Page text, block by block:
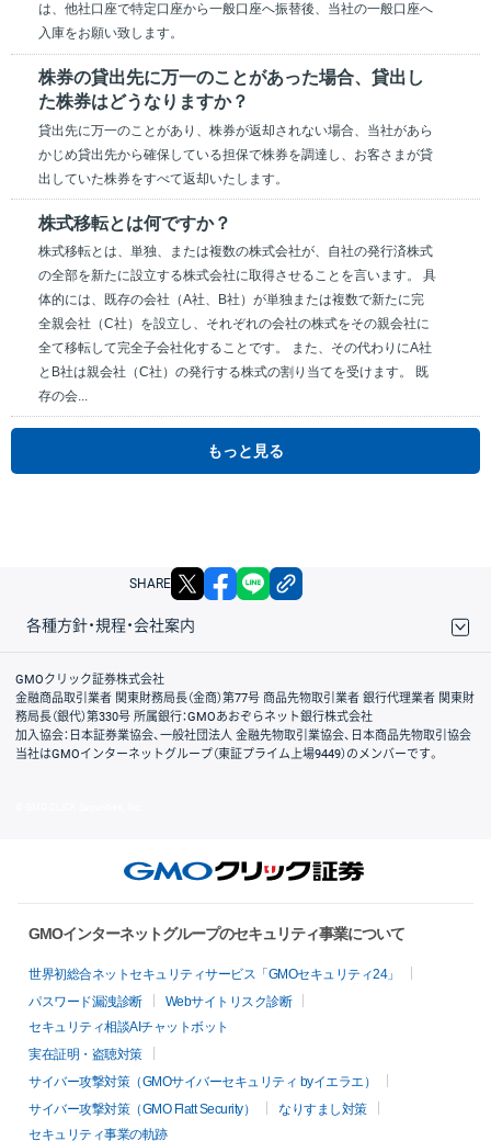
は、他社口座で特定口座から一般口座へ振替後、当社の一般口座へ
入庫をお願い致します。
株券の貸出先に万一のことがあった場合、貸出し
た株券はどうなりますか？
貸出先に万一のことがあり、株券が返却されない場合、当社があら
かじめ貸出先から確保している担保で株券を調達し、お客さまが貸
出していた株券をすべて返却いたします。
株式移転とは何ですか？
株式移転とは、単独、または複数の株式会社が、自社の発行済株式
の全部を新たに設立する株式会社に取得させることを言います。 具
体的には、既存の会社（A社、B社）が単独または複数で新たに完
全親会社（C社）を設立し、それぞれの会社の株式をその親会社に
全て移転して完全子会社化することです。 また、その代わりにA社
とB社は親会社（C社）の発行する株式の割り当てを受けます。 既
存の会...
もっと見る
SHARE X facebook
各種方針・規程・会社案内
取引規程・約款
サイトマップ
その他のご案内
個人情報保護方針
最良執行方針
サイトのご利用について
ディスクレイマー
信託保全
リスク説明
会社案内
GMOクリック証券株式会社
金融商品取引業者 関東財務局長（金商）第77号 商品先物取引業者 銀行代理業者 関東財
務局長（銀代）第330号 所属銀行：GMOあおぞらネット銀行株式会社
加入協会：日本証券業協会、一般社団法人 金融先物取引業協会、日本商品先物取引協会
当社はGMOインターネットグループ（東証プライム上場9449）のメンバーです。
GMOインターネットグループのセキュリティ事業について
世界初総合ネットセキュリティサービス「GMOセキュリティ24」
パスワード漏洩診断
Webサイトリスク診断
セキュリティ相談AIチャットボット
実在証明・盗聴対策
サイバー攻撃対策（GMOサイバーセキュリティ byイエラエ）
サイバー攻撃対策（GMO Flatt Security）
なりすまし対策
セキュリティ事業の軌跡